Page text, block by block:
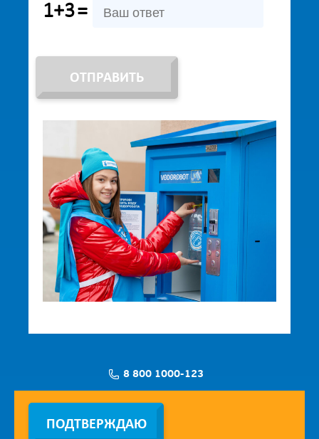
1+3=
ОТПРАВИТЬ
8 800 1000-123
Заявка на установку
ПОДТВЕРЖДАЮ